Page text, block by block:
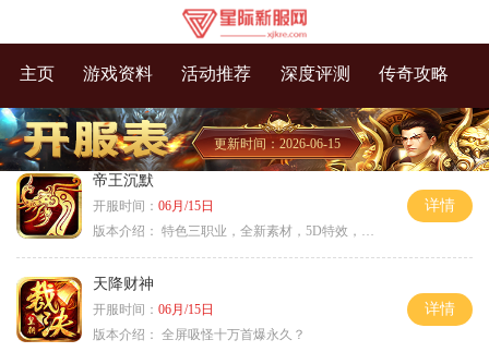
主页 游戏资料 活动推荐 深度评测 传奇攻略
更新时间：2026-06-15
帝王沉默
开服时间： 06月/15日
版本介绍： 特色三职业，全新素材，5D特效，不卡图
详情
天降财神
开服时间： 06月/15日
版本介绍： 全屏吸怪十万首爆永久？
详情